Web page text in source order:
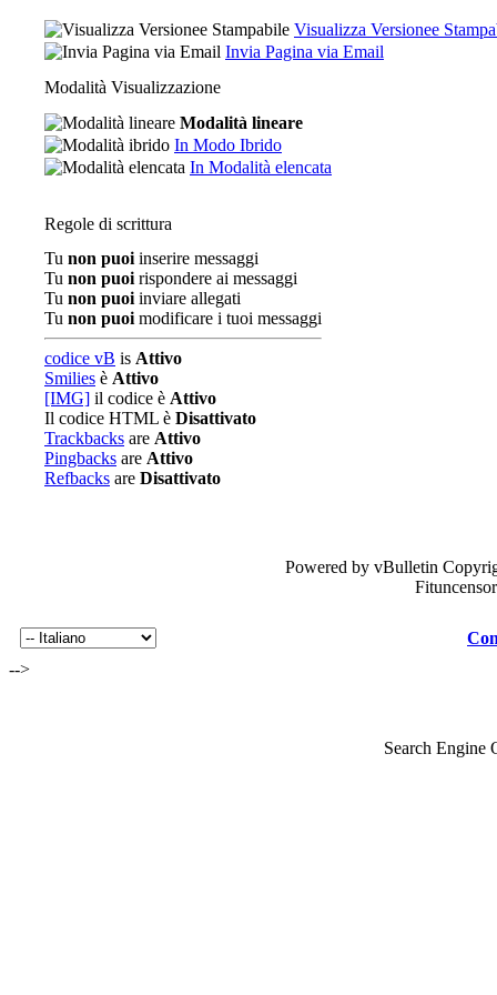
Visualizza Versionee
Invia Pagina via Email
Modalità Visualizzazione
Modalità lineare
In Modo Ibrido
In Modalità elencata
Regole di scrittura
Tu non puoi inserire messaggi
Tu non puoi rispondere ai messaggi
Tu non puoi inviare allegati
Tu non puoi modificare i tuoi messaggi
codice vB is Attivo
Smilies è Attivo
[IMG] il codice è Attivo
Il codice HTML è Disattivato
Trackbacks are Attivo
Pingbacks are Attivo
Refbacks are Disattivato
Powered by vBulletin
-->
Search Engine